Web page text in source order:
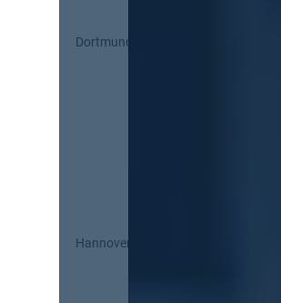
Dortmund
Hannover